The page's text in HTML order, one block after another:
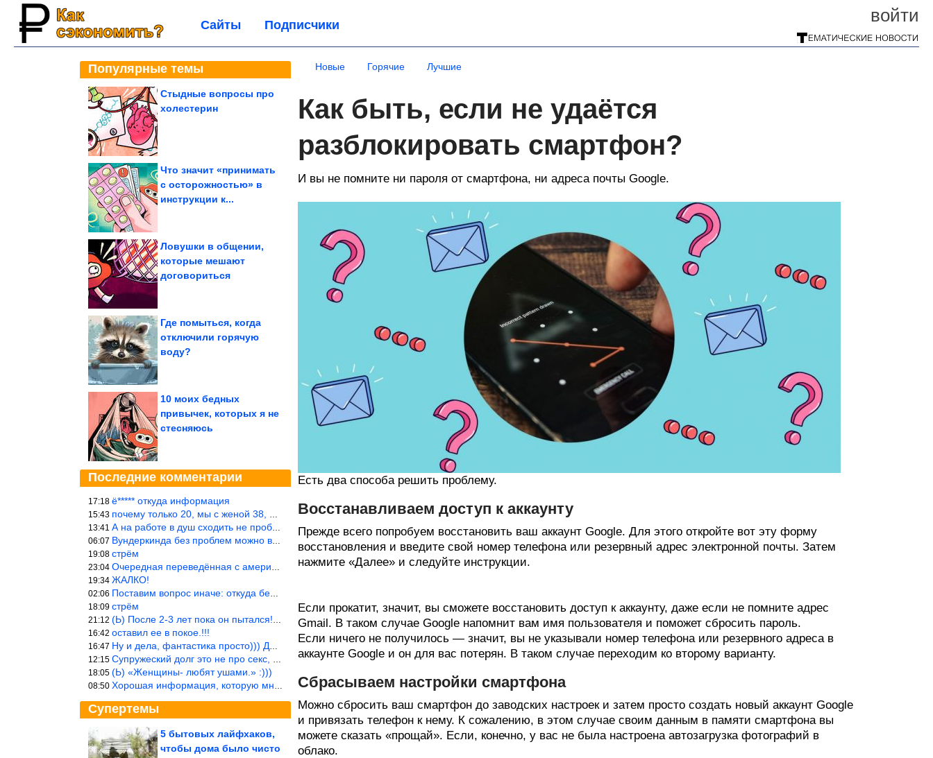
войти
Сайты Подписчики
Популярные темы
Стыдные вопросы про
холестерин
Что значит «принимать
с осторожностью» в
инструкции к...
Ловушки в общении,
которые мешают
договориться
Где помыться, когда
отключили горячую
воду?
10 моих бедных
привычек, которых я не
стесняюсь
Последние комментарии
17:18 ё***** откуда информация
15:43 почему только 20, мы с женой 38, называется ртутной свадьбой, гр
13:41 А на работе в душ сходить не пробовали?
06:07 Вундеркинда без проблем можно вырастить всего-то с максимально р
19:08 стрём
23:04 Очередная переведённая с американского статья. Не работает эта ф
19:34 ЖАЛКО!
02:06 Поставим вопрос иначе: откуда берётся столь зловредный феминизм?
18:09 стрём
21:12 (Ь) После 2-3 лет пока он пытался! :))) Учитывая, что кошки 10-1
16:42 оставил ее в покое.!!!
16:47 Ну и дела, фантастика просто))) Даже и добавить то нечего…
12:15 Супружеский долг это не про секс, это про Жизнь на Земле. Супруж
18:05 (Ь) «Женщины- любят ушами.» :)))
08:50 Хорошая информация, которую многим стоило бы взять на вооружение
Супертемы
Страны Латинской
5 бытовых лайфхаков,
чтобы дома было чисто
Новые Горячие Лучшие
Как быть, если не удаётся
разблокировать смартфон?
И вы не помните ни пароля от смартфона, ни адреса почты Google.
Есть два способа решить проблему.
Восстанавливаем доступ к аккаунту
Прежде всего попробуем восстановить ваш аккаунт Google. Для этого откройте вот эту форму
восстановления и введите свой номер телефона или резервный адрес электронной почты. Затем
нажмите «Далее» и следуйте инструкции.
Если прокатит, значит, вы сможете восстановить доступ к аккаунту, даже если не помните адрес
Gmail. В таком случае Google напомнит вам имя пользователя и поможет сбросить пароль.
Если ничего не получилось — значит, вы не указывали номер телефона или резервного адреса в
аккаунте Google и он для вас потерян. В таком случае переходим ко второму варианту.
Сбрасываем настройки смартфона
Можно сбросить ваш смартфон до заводских настроек и затем просто создать новый аккаунт Google
и привязать телефон к нему. К сожалению, в этом случае своим данным в памяти смартфона вы
можете сказать «прощай». Если, конечно, у вас не была настроена автозагрузка фотографий в
облако.